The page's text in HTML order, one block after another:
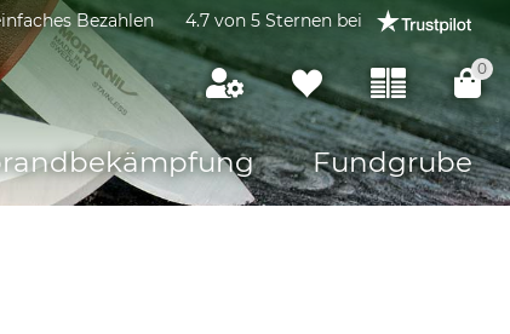
Bezahlen 4.7 von 5 Sternen bei
0
Fundgrube